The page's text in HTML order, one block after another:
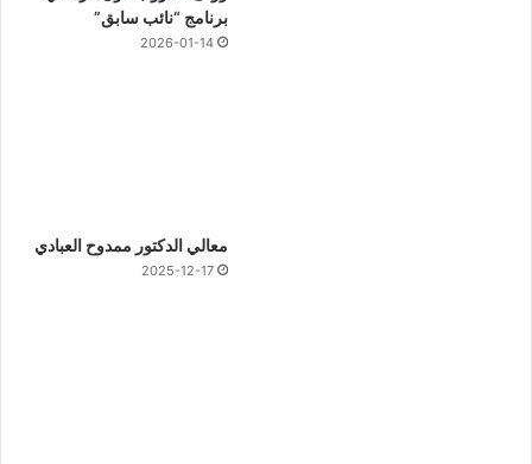
برنامج “نائب سابق”
2026-01-14
معالي الدكتور ممدوح العبادي
2025-12-17